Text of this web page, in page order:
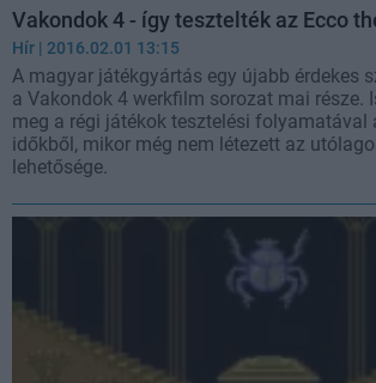
Vakondok 4 - így tesztelték az Ecco
Hír | 2016.02.01 13:15
A magyar játékgyártás egy újabb érdekes
a Vakondok 4 werkfilm sorozat mai része.
meg a régi játékok tesztelési folyamatával
időkből, mikor még nem létezett az
lehetősége.